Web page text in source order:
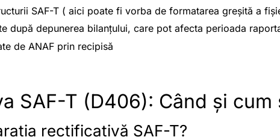
SAF-T ( aici poate fi vorba de formatarea greșită a
după depunerea bilanțului, care pot afecta perioada
de ANAF prin recipisă
SAF-T (D406): Când și
rectificativă SAF-T?